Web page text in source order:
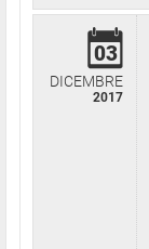
03
DICEMBRE
2017